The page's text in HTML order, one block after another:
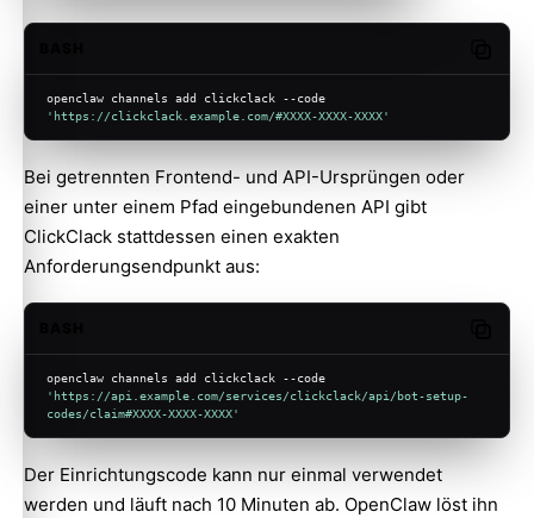
'https://clickclack.example.com/#XXXX-XXXX-XXXX'
Bei getrennten Frontend- und API-Ursprüngen oder
einer unter einem Pfad eingebundenen API gibt
ClickClack stattdessen einen exakten
Anforderungsendpunkt aus:
'https://api.example.com/services/clickclack/api/bot-setup-
codes/claim#XXXX-XXXX-XXXX'
Der Einrichtungscode kann nur einmal verwendet
werden und läuft nach 10 Minuten ab. OpenClaw löst ihn